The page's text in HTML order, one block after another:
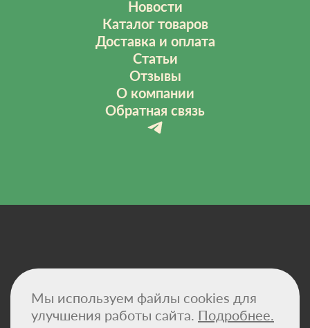
Новости
Каталог товаров
Доставка и оплата
Статьи
Отзывы
О компании
Обратная связь
Договор-оферта
Сертификаты
Мы используем файлы cookies для
улучшения работы сайта. Подробнее.